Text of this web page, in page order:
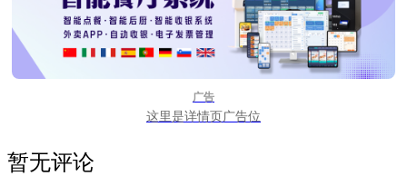
广告
这里是详情页广告位
暂无评论